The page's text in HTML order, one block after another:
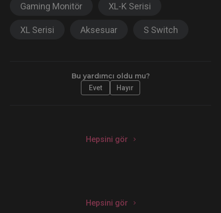
Gaming Monitör XL-K Serisi
XL Serisi Aksesuar S Switch
Bu yardımcı oldu mu?
Evet Hayır
Hepsini gör
Hepsini gör